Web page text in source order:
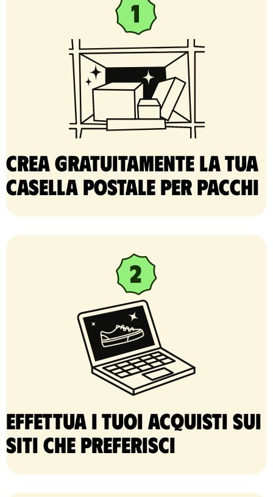
Crea gratuitamente la tua
casella postale per pacchi
Effettua i tuoi acquisti sui
siti che preferisci